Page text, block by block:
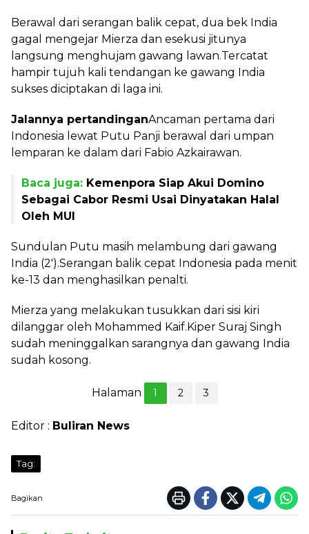
Berawal dari serangan balik cepat, dua bek India
gagal mengejar Mierza dan esekusi jitunya
langsung menghujam gawang lawan.Tercatat
hampir tujuh kali tendangan ke gawang India
sukses diciptakan di laga ini.
Jalannya pertandinganAncaman pertama dari
Indonesia lewat Putu Panji berawal dari umpan
lemparan ke dalam dari Fabio Azkairawan.
Baca juga: Kemenpora Siap Akui Domino
Sebagai Cabor Resmi Usai Dinyatakan Halal
Oleh MUI
Sundulan Putu masih melambung dari gawang
India (2').Serangan balik cepat Indonesia pada menit
ke-13 dan menghasilkan penalti.
Mierza yang melakukan tusukkan dari sisi kiri
dilanggar oleh Mohammed Kaif.Kiper Suraj Singh
sudah meninggalkan sarangnya dan gawang India
sudah kosong.
Halaman 1 2 3
Editor : Buliran News
Tag:
Bagikan